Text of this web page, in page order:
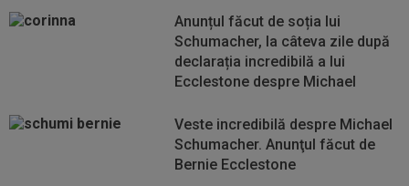
Anunțul făcut de soția lui
Schumacher, la câteva zile după
declarația incredibilă a lui
Ecclestone despre Michael
Veste incredibilă despre Michael
Schumacher. Anunţul făcut de
Bernie Ecclestone